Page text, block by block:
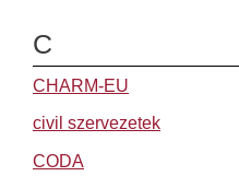
C
CHARM-EU
civil szervezetek
CODA